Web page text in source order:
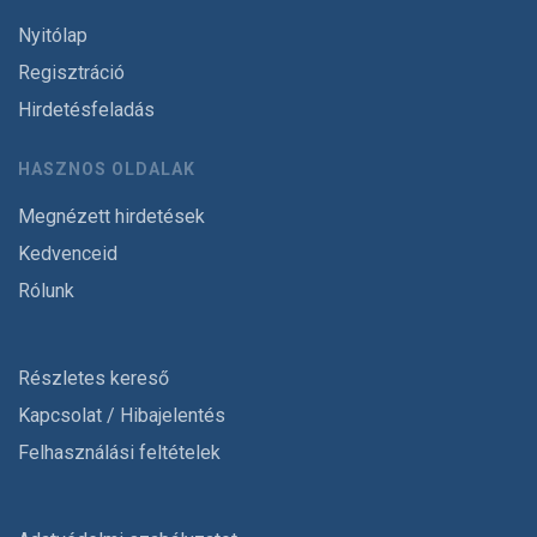
Nyitólap
Regisztráció
Hirdetésfeladás
HASZNOS OLDALAK
Megnézett hirdetések
Kedvenceid
Rólunk
Részletes kereső
Kapcsolat / Hibajelentés
Felhasználási feltételek